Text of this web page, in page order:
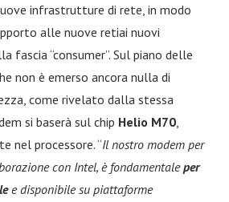
infrastrutture di rete, in modo
alle nuove retiai nuovi
fascia “consumer”. Sul piano delle
non è emerso ancora nulla di
come rivelato dalla stessa
si baserà sul chip Helio M70
nel processore. “Il nostro modem per
con Intel, è fondamentaleper
e disponibile su piattaforme